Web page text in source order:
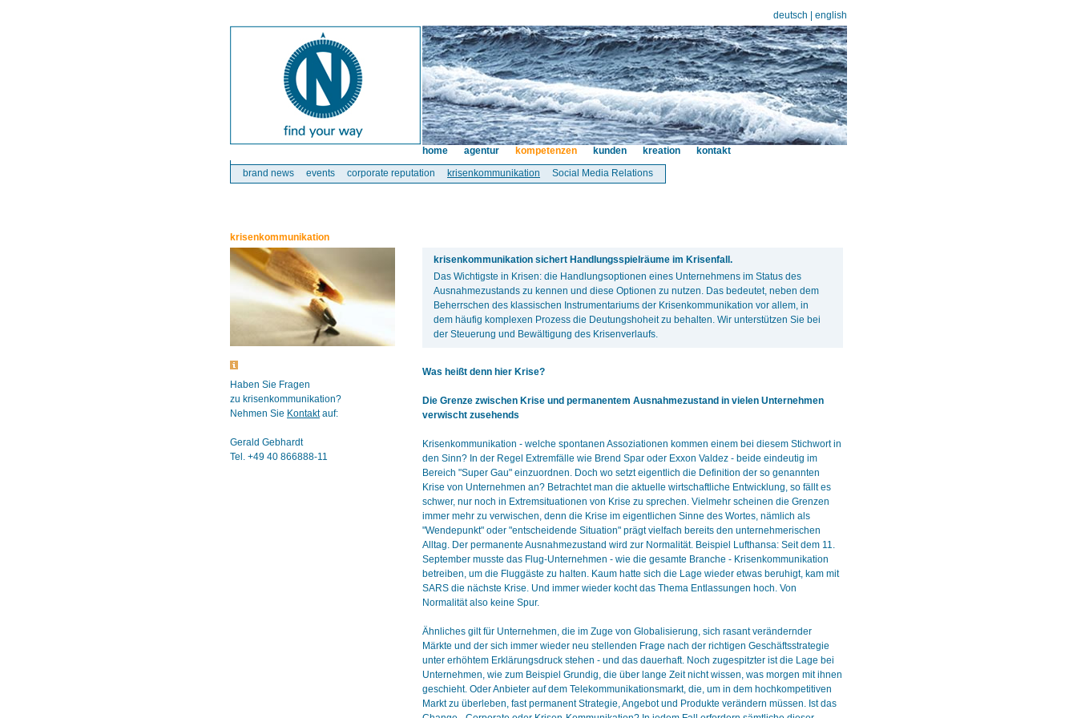
brand news events corporate reputation krisenkommunikation Social Media Relations
deutsch english
home agentur kompetenzen kunden kreation kontakt
krisenkommunikation
Haben Sie Fragen
zu krisenkommunikation?
Nehmen Sie Kontaktauf:
Gerald Gebhardt
Tel. +49 40 866888-11
krisenkommunikation sichert Handlungsspielräume im Krisenfall.
Das Wichtigste in Krisen: die Handlungsoptionen eines Unternehmens im Status des
Ausnahmezustands zu kennen und diese Optionen zu nutzen. Das bedeutet, neben dem
Beherrschen des klassischen Instrumentariums der Krisenkommunikation vor allem, in
dem häufig komplexen Prozess die Deutungshoheit zu behalten. Wir unterstützen Sie bei
der Steuerung und Bewältigung des Krisenverlaufs.
Was heißt denn hier Krise?
Die Grenze zwischen Krise und permanentem Ausnahmezustand in vielen Unternehmen
verwischt zusehends
Krisenkommunikation - welche spontanen Assoziationen kommen einem bei diesem Stichwort in
den Sinn? In der Regel Extremfälle wie Brend Spar oder Exxon Valdez - beide eindeutig im
Bereich "Super Gau" einzuordnen. Doch wo setzt eigentlich die Definition der so genannten
Krise von Unternehmen an? Betrachtet man die aktuelle wirtschaftliche Entwicklung, so fällt es
schwer, nur noch in Extremsituationen von Krise zu sprechen. Vielmehr scheinen die Grenzen
immer mehr zu verwischen, denn die Krise im eigentlichen Sinne des Wortes, nämlich als
"Wendepunkt" oder "entscheidende Situation" prägt vielfach bereits den unternehmerischen
Alltag. Der permanente Ausnahmezustand wird zur Normalität. Beispiel Lufthansa: Seit dem 11.
September musste das Flug-Unternehmen - wie die gesamte Branche - Krisenkommunikation
betreiben, um die Fluggäste zu halten. Kaum hatte sich die Lage wieder etwas beruhigt, kam mit
SARS die nächste Krise. Und immer wieder kocht das Thema Entlassungen hoch. Von
Normalität also keine Spur.
Ähnliches gilt für Unternehmen, die im Zuge von Globalisierung, sich rasant verändernder
Märkte und der sich immer wieder neu stellenden Frage nach der richtigen Geschäftsstrategie
unter erhöhtem Erklärungsdruck stehen - und das dauerhaft. Noch zugespitzter ist die Lage bei
Unternehmen, wie zum Beispiel Grundig, die über lange Zeit nicht wissen, was morgen mit ihnen
geschieht. Oder Anbieter auf dem Telekommunikationsmarkt, die, um in dem hochkompetitiven
Markt zu überleben, fast permanent Strategie, Angebot und Produkte verändern müssen. Ist das